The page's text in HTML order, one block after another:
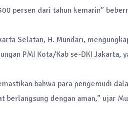
persen dari tahun kemarin”
Selatan, H. Mundari,
PMI Kota/Kab se-DKI
bahwa para pengemudi
berlangsung dengan aman,” ujar